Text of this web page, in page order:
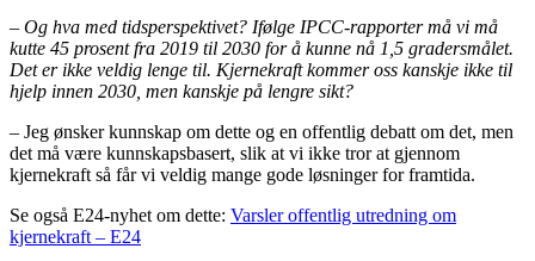
– Og hva med tidsperspektivet? Ifølge IPCC-rapporter må vi må
kutte 45 prosent fra 2019 til 2030 for å kunne nå 1,5 gradersmålet.
Det er ikke veldig lenge til. Kjernekraft kommer oss kanskje ikke til
hjelp innen 2030, men kanskje på lengre sikt?
– Jeg ønsker kunnskap om dette og en offentlig debatt om det, men
det må være kunnskapsbasert, slik at vi ikke tror at gjennom
kjernekraft så får vi veldig mange gode løsninger for framtida.
Se også E24-nyhet om dette: Varsler offentlig utredning om
kjernekraft – E24